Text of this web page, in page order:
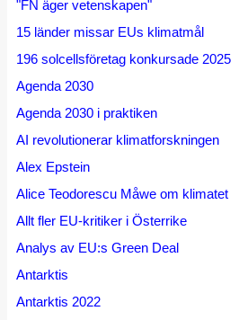
"FN äger vetenskapen"
15 länder missar EUs klimatmål
196 solcellsföretag konkursade 2025
Agenda 2030
Agenda 2030 i praktiken
AI revolutionerar klimatforskningen
Alex Epstein
Alice Teodorescu Måwe om klimatet
Allt fler EU-kritiker i Österrike
Analys av EU:s Green Deal
Antarktis
Antarktis 2022